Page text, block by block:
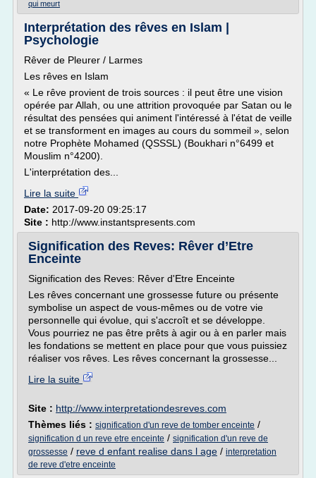
qui meurt
Interprétation des rêves en Islam |
Psychologie
Rêver de Pleurer / Larmes
Les rêves en Islam
« Le rêve provient de trois sources : il peut être une vision
opérée par Allah, ou une attrition provoquée par Satan ou le
résultat des pensées qui animent l'intéressé à l'état de veille
et se transforment en images au cours du sommeil », selon
notre Prophète Mohamed (QSSSL) (Boukhari n°6499 et
Mouslim n°4200).
L'interprétation des...
Lire la suite
Date: 2017-09-20 09:25:17
Site : http://www.instantspresents.com
Signification des Reves: Rêver d’Etre
Enceinte
Signification des Reves: Rêver d'Etre Enceinte
Les rêves concernant une grossesse future ou présente
symbolise un aspect de vous-mêmes ou de votre vie
personnelle qui évolue, qui s'accroît et se développe.
Vous pourriez ne pas être prêts à agir ou à en parler mais
les fondations se mettent en place pour que vous puissiez
réaliser vos rêves. Les rêves concernant la grossesse...
Lire la suite
Site : http://www.interpretationdesreves.com
Thèmes liés : signification d'un reve de tomber enceinte /
signification d un reve etre enceinte / signification d'un reve de
grossesse / reve d enfant realise dans l age / interpretation
de reve d'etre enceinte